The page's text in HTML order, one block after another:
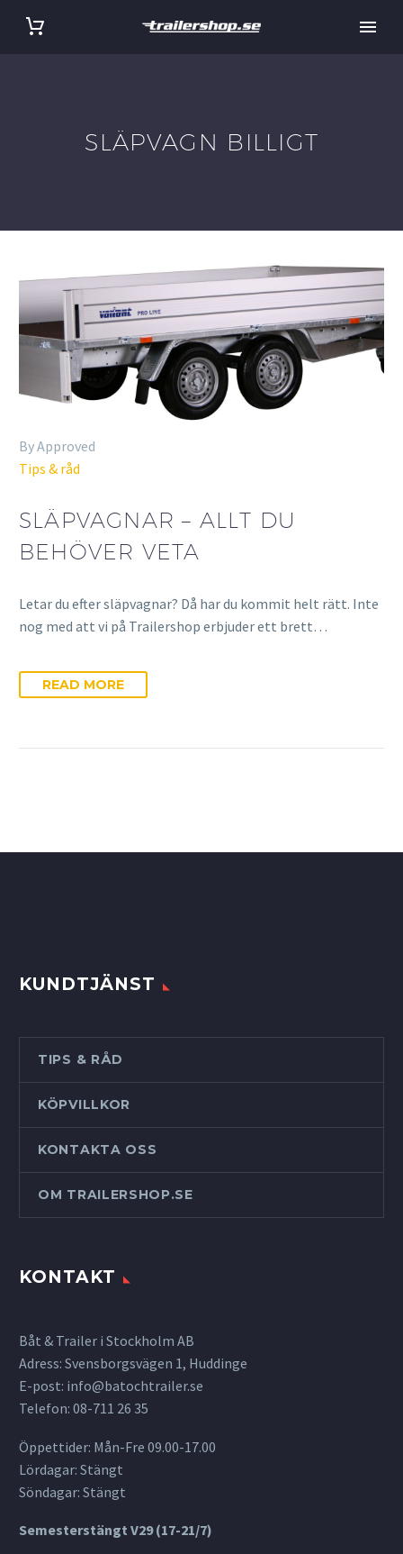
SLÄPVAGN BILLIGT
By Approved
Tips & råd
SLÄPVAGNAR – ALLT DU
BEHÖVER VETA
Letar du efter släpvagnar? Då har du kommit helt rätt. Inte
nog med att vi på Trailershop erbjuder ett brett…
READ MORE
KUNDTJÄNST
TIPS & RÅD
KÖPVILLKOR
KONTAKTA OSS
OM TRAILERSHOP.SE
KONTAKT
Båt & Trailer i Stockholm AB
Adress: Svensborgsvägen 1, Huddinge
E-post: info@batochtrailer.se
Telefon: 08-711 26 35
Öppettider: Mån-Fre 09.00-17.00
Lördagar: Stängt
Söndagar: Stängt
Semesterstängt V29 (17-21/7)